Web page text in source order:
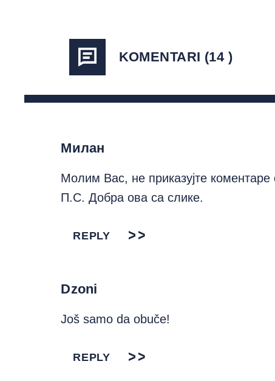
KOMENTARI (14 )
Милан
Молим Вас, не приказујте коментаре
П.С. Добра ова са слике.
REPLY
Dzoni
Još samo da obuče!
REPLY